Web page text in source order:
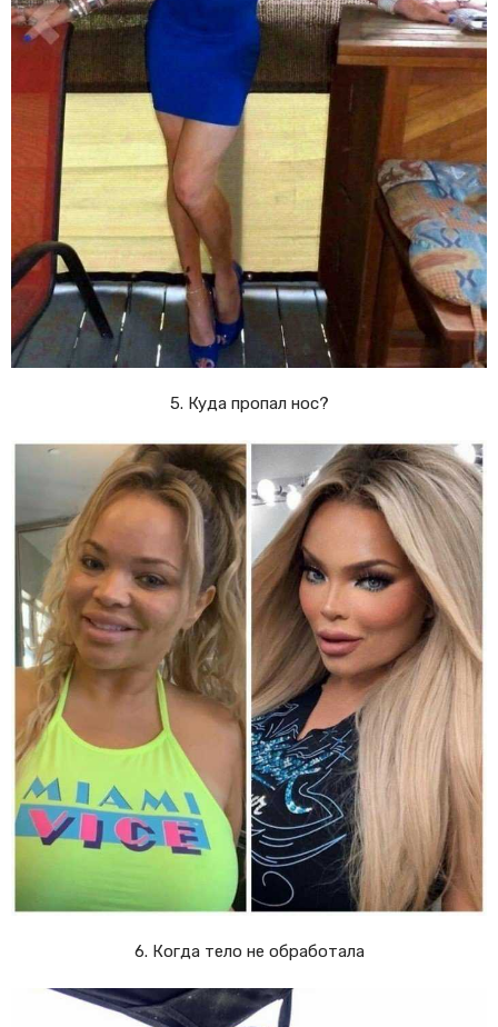
5. Куда пропал нос?
6. Когда тело не обработала